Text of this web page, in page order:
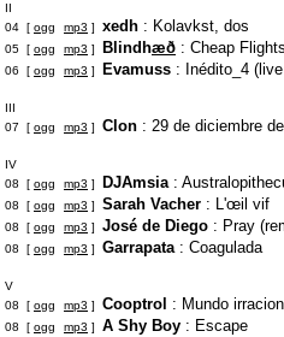
II
04 [ ogg mp3 ] xedh : Kolavkst, dos
05 [ ogg mp3 ] Blindhæð : Cheap
06 [ ogg mp3 ] Evamuss : Inédito_4
III
07 [ ogg mp3 ] Clon : 29 de diciembre
IV
08 [ ogg mp3 ] DJAmsia:
08 [ ogg mp3 ] Sarah Vacher : L'œil vif
08 [ ogg mp3 ] José de Diego : Pray
08 [ ogg mp3 ] Garrapata: Coagulada
V
08 [ ogg mp3 ] Cooptrol : Mundo
08 [ ogg mp3 ] A Shy Boy : Escape